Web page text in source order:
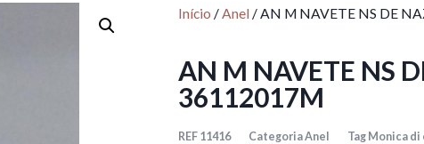
Início /Anel / AN M NAVETE NS DE
AN M NAVETE NS
36112017M
REF 11416 CategoriaAnel Tag Monica